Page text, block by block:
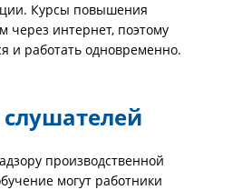
Курсы повышения
через интернет, поэтому
и работать одновременно.
слушателей
производственной
могут работники